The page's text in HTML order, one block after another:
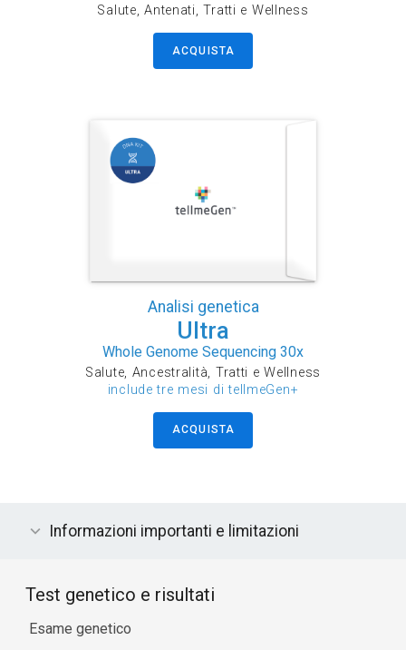
Salute, Antenati, Tratti e Wellness
ACQUISTA
Analisi genetica
Ultra
Whole Genome Sequencing 30x
Salute, Ancestralità, Tratti e Wellness
include tre mesi di tellmeGen+
ACQUISTA
Informazioni importanti e limitazioni
Test genetico e risultati
Esame genetico